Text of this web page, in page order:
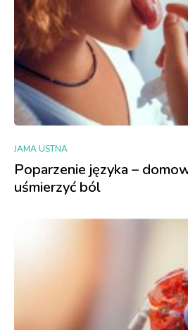
JAMA USTNA
Poparzenie języka –
uśmierzyć ból